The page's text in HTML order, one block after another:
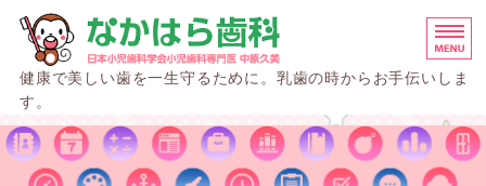
なかはら歯科 名古屋
健康で美しい歯を一生守るために。乳歯の時からお手伝いしま
す。
施設基準